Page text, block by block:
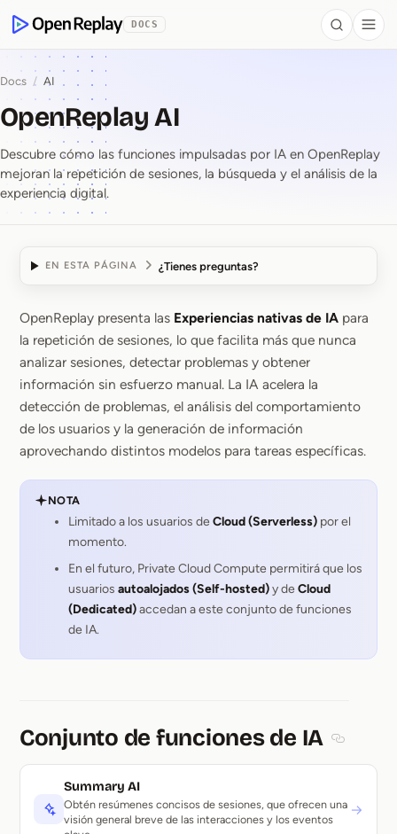
OpenReplay
DOCS Search
Docs / AI
OpenReplay AI
Descubre cómo las funciones impulsadas por IA en OpenReplay
mejoran la repetición de sesiones, la búsqueda y el análisis de la
experiencia digital.
EN ESTA PÁGINA ¿Tienes preguntas?
OpenReplay AI
OpenReplay presenta las Experiencias nativas de IA para
la repetición de sesiones, lo que facilita más que nunca
analizar sesiones, detectar problemas y obtener
información sin esfuerzo manual. La IA acelera la
detección de problemas, el análisis del comportamiento
de los usuarios y la generación de información
aprovechando distintos modelos para tareas específicas.
NOTA
Limitado a los usuarios de Cloud (Serverless) por el
momento.
En el futuro, Private Cloud Compute permitirá que los
usuarios autoalojados (Self-hosted)y de Cloud
(Dedicated)accedan a este conjunto de funciones
de IA.
Conjunto de funciones de IA
Summary AI
Obtén resúmenes concisos de sesiones, que ofrecen una
visión general breve de las interacciones y los eventos
→